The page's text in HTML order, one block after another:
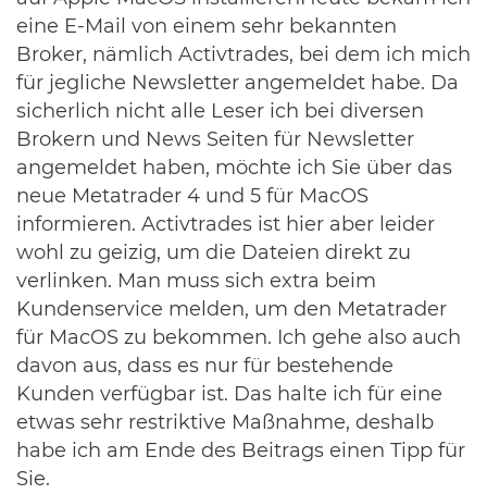
eine E-Mail von einem sehr bekannten
Broker, nämlich Activtrades, bei dem ich mich
für jegliche Newsletter angemeldet habe. Da
sicherlich nicht alle Leser ich bei diversen
Brokern und News Seiten für Newsletter
angemeldet haben, möchte ich Sie über das
neue Metatrader 4 und 5 für MacOS
informieren. Activtrades ist hier aber leider
wohl zu geizig, um die Dateien direkt zu
verlinken. Man muss sich extra beim
Kundenservice melden, um den Metatrader
für MacOS zu bekommen. Ich gehe also auch
davon aus, dass es nur für bestehende
Kunden verfügbar ist. Das halte ich für eine
etwas sehr restriktive Maßnahme, deshalb
habe ich am Ende des Beitrags einen Tipp für
Sie.